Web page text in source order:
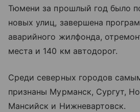
Тюмени за прошлый год было
новых улиц, завершена
аварийного жилфонда,
места и 140 км автодорог.
Среди северных городов
признаны Мурманск, Сургут,
Мансийск и Нижневартовск.